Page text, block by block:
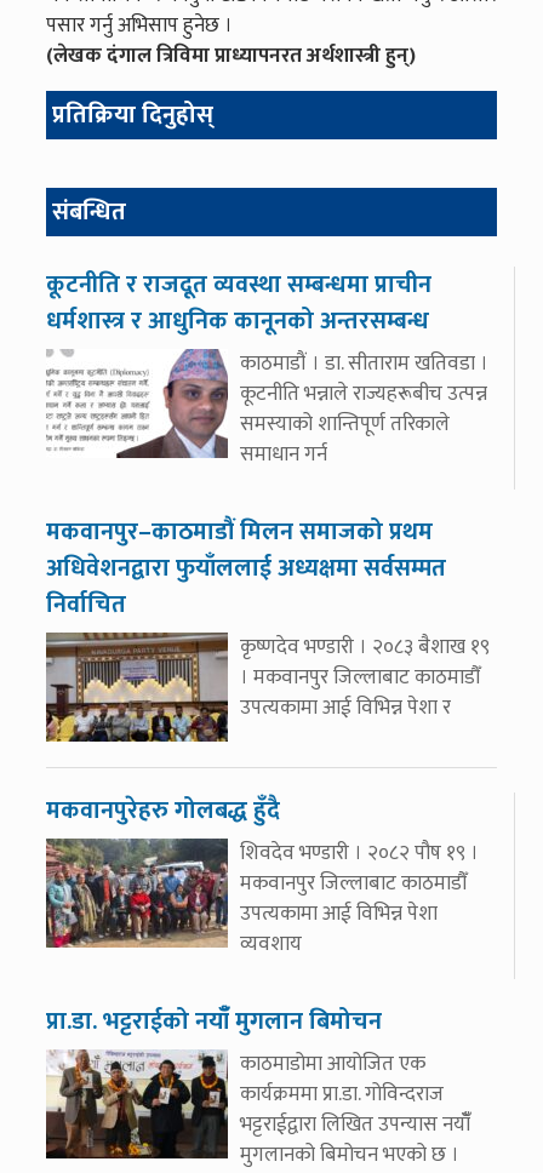
पसार गर्नु अभिसाप हुनेछ ।
(लेखकदंगालत्रिविमा प्राध्यापनरत अर्थशास्त्री हुन्)
प्रतिक्रिया दिनुहोस्
संबन्धित
कूटनीति र राजदूत व्यवस्था सम्बन्धमा प्राचीन
धर्मशास्त्र र आधुनिक कानूनको अन्तरसम्बन्ध
काठमाडौं । डा. सीताराम खतिवडा ।
कूटनीति भन्नाले राज्यहरूबीच उत्पन्न
समस्याको शान्तिपूर्ण तरिकाले
समाधान गर्न
मकवानपुर–काठमाडौं मिलन समाजको प्रथम
अधिवेशनद्वारा फुयाँललाई अध्यक्षमा सर्वसम्मत
निर्वाचित
कृष्णदेव भण्डारी । २०८३ बैशाख १९
। मकवानपुर जिल्लाबाट काठमाडौँ
उपत्यकामा आई विभिन्न पेशा र
मकवानपुरेहरु गोलबद्ध हुँदै
शिवदेव भण्डारी । २०८२ पौष १९ ।
मकवानपुर जिल्लाबाट काठमाडौँ
उपत्यकामा आई विभिन्न पेशा
व्यवशाय
प्रा.डा. भट्टराईको नयाँँ मुगलान बिमोचन
काठमाडोमा आयोजित एक
कार्यक्रममा प्रा.डा. गोविन्दराज
भट्टराईद्वारा लिखित उपन्यास नयाँँ
मुगलानको बिमोचन भएको छ ।